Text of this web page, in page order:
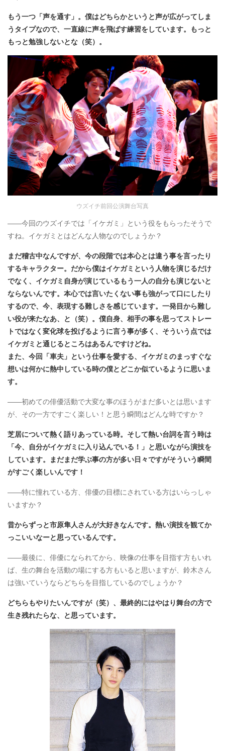
もう一つ「声を通す」。僕はどちらかというと声が広がってしま
うタイプなので、一直線に声を飛ばす練習をしています。もっと
もっと勉強しないとな（笑）。
ウズイチ前回公演舞台写真
――今回のウズイチでは「イケガミ」という役をもらったそうで
すね。イケガミとはどんな人物なのでしょうか？
まだ稽古中なんですが、今の段階では本心とは違う事を言ったり
するキャラクター。だから僕はイケガミという人物を演じるだけ
でなく、イケガミ自身が演じているもう一人の自分も演じないと
ならないんです。本心では言いたくない事も強がって口にしたり
するので、今、表現する難しさを感じています。一発目から難し
い役が来たなあ、と（笑）。僕自身、相手の事を思ってストレー
トではなく変化球を投げるように言う事が多く、そういう点では
イケガミと通じるところはあるんですけどね。
また、今回「車夫」という仕事を愛する、イケガミのまっすぐな
想いは何かに熱中している時の僕とどこか似ているように思いま
す。
――初めての俳優活動で大変な事のほうがまだ多いとは思います
が、その一方ですごく楽しい！と思う瞬間はどんな時ですか？
芝居について熱く語りあっている時。そして熱い台詞を言う時は
「今、自分がイケガミに入り込んでいる！」と思いながら演技を
しています。まだまだ学ぶ事の方が多い日々ですがそういう瞬間
がすごく楽しいんです！
――特に憧れている方、俳優の目標にされている方はいらっしゃ
いますか？
昔からずっと市原隼人さんが大好きなんです。熱い演技を観てか
っこいいなーと思っているんです。
――最後に、俳優になられてから、映像の仕事を目指す方もいれ
ば、生の舞台を活動の場にする方もいると思いますが、鈴木さん
は強いていうならどちらを目指しているのでしょうか？
どちらもやりたいんですが（笑）、最終的にはやはり舞台の方で
生き残れたらな、と思っています。